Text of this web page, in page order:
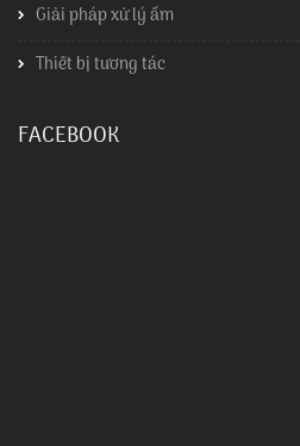
Giải pháp xử lý ẩm
Thiết bị tương tác
FACEBOOK